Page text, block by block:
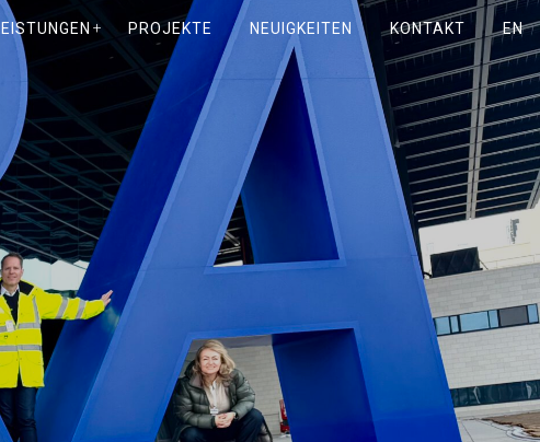
LEISTUNGEN PROJEKTE NEUIGKEITEN KONTAKT EN